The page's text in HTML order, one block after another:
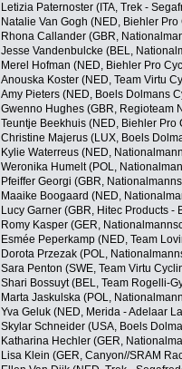
Letizia Paternoster (ITA, Trek -
Natalie Van Gogh (NED, Biehler Pro
Rhona Callander (GBR,
Jesse Vandenbulcke (BEL,
Merel Hofman (NED, Biehler Pro
Anouska Koster (NED, Team Virtu
Amy Pieters (NED, Boels Dolmans
Gwenno Hughes (GBR, Regioteam
Teuntje Beekhuis (NED, Biehler Pro
Christine Majerus (LUX, Boels
Kylie Waterreus (NED,
Weronika Humelt (POL,
Pfeiffer Georgi (GBR,
Maaike Boogaard (NED,
Lucy Garner (GBR, Hitec Products -
Romy Kasper (GER,
Esmée Peperkamp (NED, Team
Dorota Przezak (POL,
Sara Penton (SWE, Team Virtu
Shari Bossuyt (BEL, Team Rogelli-
Marta Jaskulska (POL,
Yva Geluk (NED, Merida - Adelaar
Skylar Schneider (USA, Boels
Katharina Hechler (GER,
Lisa Klein (GER, Canyon//SRAM